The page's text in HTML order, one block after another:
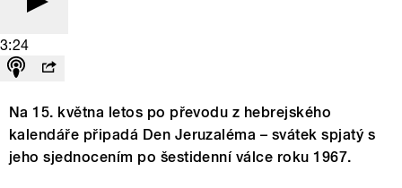
3:24
Na 15. května letos po převodu z hebrejského
kalendáře připadá Den Jeruzaléma – svátek spjatý s
jeho sjednocením po šestidenní válce roku 1967.